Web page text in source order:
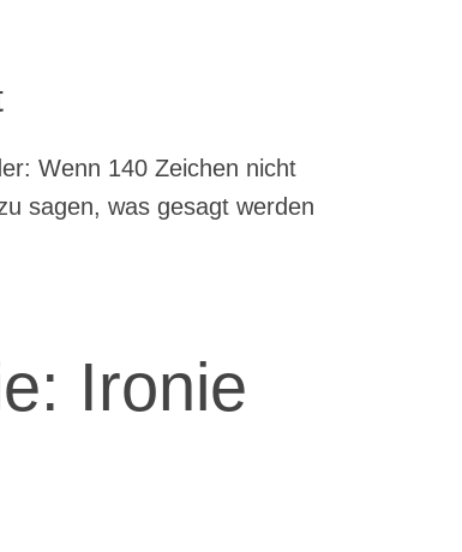
Wenn 140 Zeichen nicht
sagen, was gesagt werden
Ironie